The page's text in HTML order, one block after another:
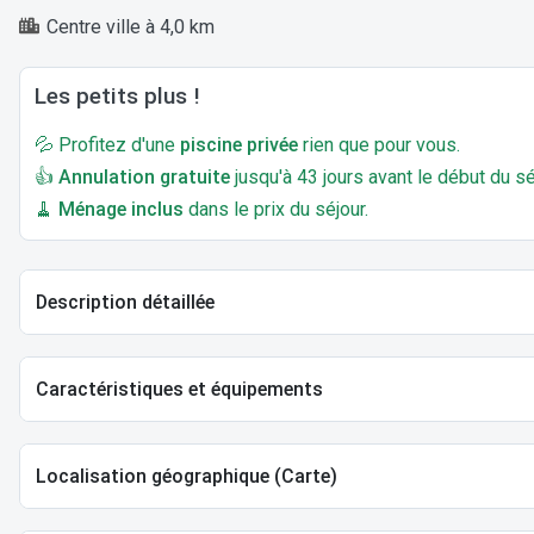
Centre ville à 4,0 km
Les petits plus !
💦 Profitez d'une piscine privée rien que pour vous.
👍 Annulation gratuite jusqu'à 43 jours avant le début du
🧹 Ménage inclus dans le prix du séjour.
Description détaillée
Caractéristiques et équipements
Localisation géographique (Carte)